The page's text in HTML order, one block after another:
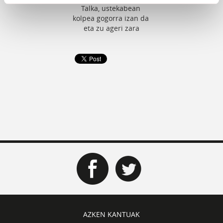
Talka, ustekabean
kolpea gogorra izan da
eta zu ageri zara
AZKEN KANTUAK